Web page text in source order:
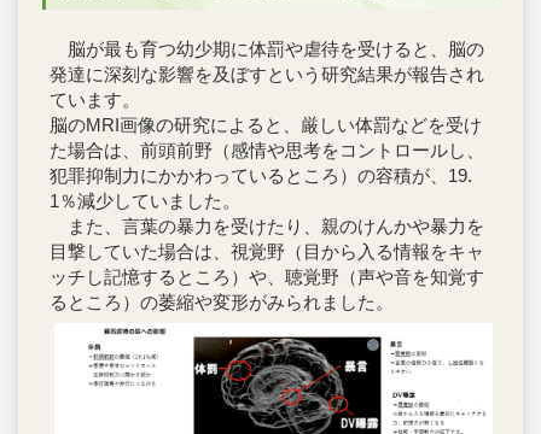
脳が最も育つ幼少期に体罰や虐待を受けると、脳の
発達に深刻な影響を及ぼすという研究結果が報告され
ています。
脳のMRI画像の研究によると、厳しい体罰などを受け
た場合は、前頭前野（感情や思考をコントロールし、
犯罪抑制力にかかわっているところ）の容積が、19.
1％減少していました。
また、言葉の暴力を受けたり、親のけんかや暴力を
目撃していた場合は、視覚野（目から入る情報をキャ
ッチし記憶するところ）や、聴覚野（声や音を知覚す
るところ）の萎縮や変形がみられました。